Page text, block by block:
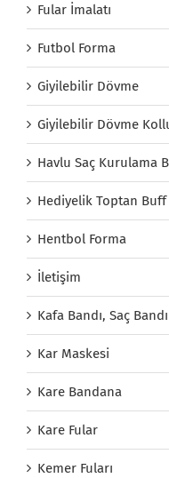
Fular İmalatı
Futbol Forma
Giyilebilir Dövme
Giyilebilir Dövme
Havlu Saç Kurulama
Hediyelik Toptan Buff
Hentbol Forma
İletişim
Kafa Bandı, Saç Bandı
Kar Maskesi
Kare Bandana
Kare Fular
Kemer Fuları